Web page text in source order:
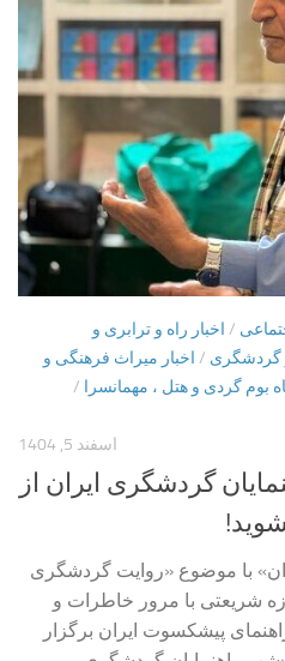
/ اخبار راه و ترابری و
گردشگری / اخبار میراث فرهنگی و
بوم گردی و هتل ، مهمانسرا /
اسفند 5, 1404
گردشگری ایران از
با موضوع «روایت گردشگری
شریعتی با مرور خاطرات و
پیشکسوت ایران برگزار